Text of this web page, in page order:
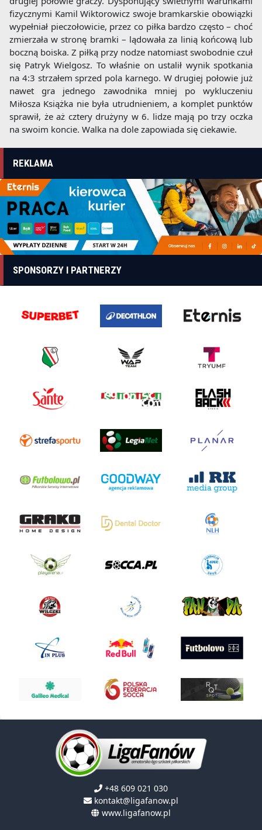
fizycznymi Kamil Wiktorowicz swoje bramkarskie obowiązki
wypełniał pieczołowicie, przez co piłka bardzo często – choć
zmierzała w stronę bramki – lądowała za linią końcową lub
boczną boiska. Z piłką przy nodze natomiast swobodnie czuł
się Patryk Wielgosz. To właśnie on ustalił wynik spotkania
na 4:3 strzałem sprzed pola karnego. W drugiej połowie już
nawet gra jednego zawodnika mniej po wykluczeniu
Miłosza Książka nie była utrudnieniem, a komplet punktów
sprawił, że aż cztery drużyny w 6. lidze mają po trzy oczka
na swoim koncie. Walka na dole zapowiada się ciekawie.
REKLAMA
kontakt@ligafanow.pl
www.ligafanow.pl